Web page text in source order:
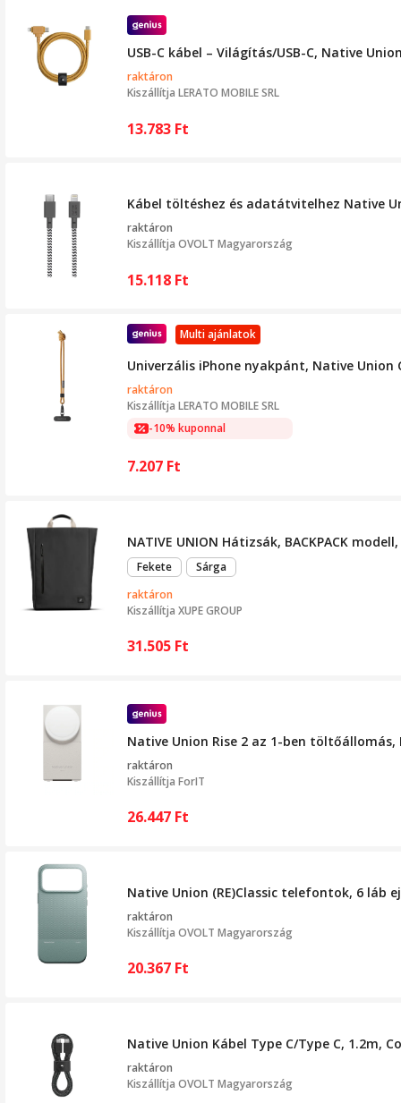
USB-C kábel – Világítás/USB-C, Native
raktáron
Kiszállítja LERATO MOBILE SRL
13.783 Ft
Kábel töltéshez és adatátvitelhez Native
raktáron
Kiszállítja OVOLT Magyarország
15.118 Ft
Multi ajánlatok
Univerzális iPhone nyakpánt, Native
raktáron
Kiszállítja LERATO MOBILE SRL
-10% kuponnal
7.207 Ft
NATIVE UNION Hátizsák, BACKPACK
Fekete
Sárga
raktáron
Kiszállítja XUPE GROUP
31.505 Ft
Native Union Rise 2 az 1-ben
raktáron
Kiszállítja ForIT
26.447 Ft
Native Union (RE)Classic telefontok, 6 láb
raktáron
Kiszállítja OVOLT Magyarország
20.367 Ft
Native Union Kábel Type C/Type C, 1.2m,
raktáron
Kiszállítja OVOLT Magyarország